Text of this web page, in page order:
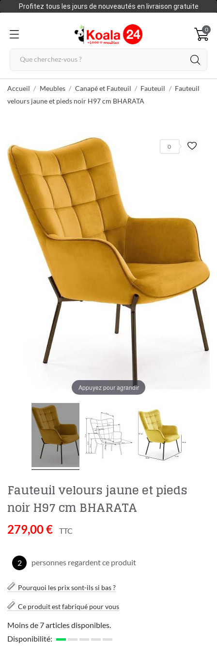
Profitez tous les jours de nouveautés en livraison gratuite
0
Accueil Meubles Canapé et Fauteuil Fauteuil
Fauteuil
velours jaune et pieds noir H97 cm BHARATA
Appuyez pour agrandir
0
Fauteuil velours jaune et pieds
noir H97 cm BHARATA
279,00 € TTC
2 personnes regardent ce produit
Pourquoi les prix sont-ils si bas ?
Ce produit est fabriqué pour vous
Moins de 7 articles disponibles.
Disponibilité: